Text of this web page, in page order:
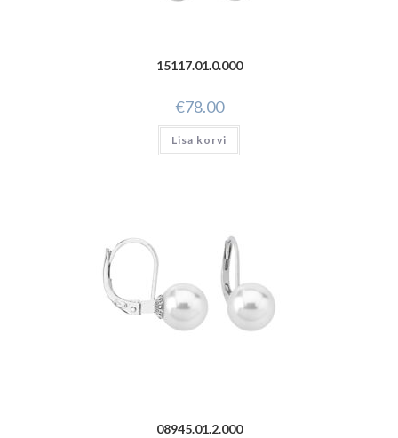
15117.01.0.000
€78.00
Lisa korvi
08945.01.2.000